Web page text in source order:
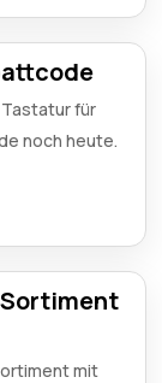
Tastatur für
noch heute.
Sortiment
mit